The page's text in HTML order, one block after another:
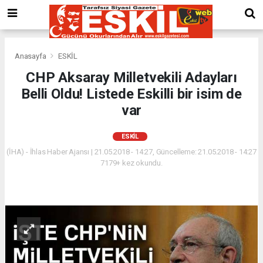
Anasayfa ESKİL
CHP Aksaray Milletvekili Adayları
Belli Oldu! Listede Eskilli bir isim de
var
ESKİL
(İHA) - İhlas Haber Ajansı | 21.05.2018 - 14:27, Güncelleme: 21.05.2018 - 14:27
7179+ kez okundu.